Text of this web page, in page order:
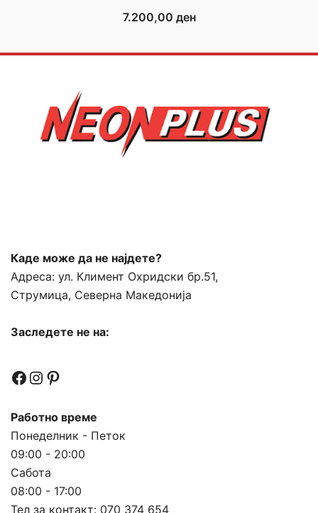
7.200,00 ден
Каде може да не најдете?
Адреса: ул. Климент Охридски бр.51,
Струмица, Северна Македонија
Заследете не на:
Facebook
Instagram
Pinterest
Работно време
Понеделник - Петок
09:00 - 20:00
Сабота
08:00 - 17:00
Тел за контакт: 070 374 654